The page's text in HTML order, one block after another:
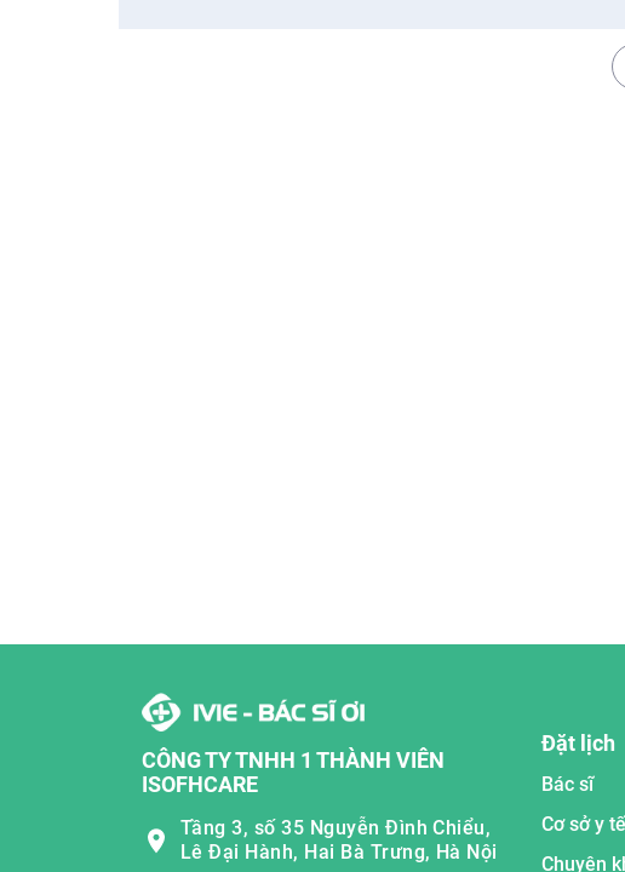
CÔNG TY TNHH 1 THÀNH VIÊN
ISOFHCARE
Tầng 3, số 35 Nguyễn Đình Chiểu,
Lê Đại Hành, Hai Bà Trưng, Hà Nội
Đặt lịch
Bác sĩ
Cơ sở y tế
Chuyên